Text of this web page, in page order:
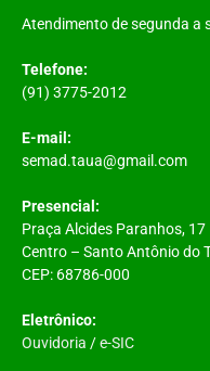
Atendimento de segunda a
Telefone:
(91) 3775-2012
E-mail:
semad.taua@gmail.com
Presencial:
Praça Alcides Paranhos, 17
Centro – Santo Antônio do
CEP: 68786-000
Eletrônico:
Ouvidoria /e-SIC